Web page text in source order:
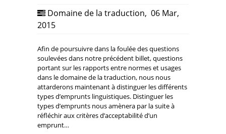
Domaine de la traduction, 06 Mar,
2015
Afin de poursuivre dans la foulée des questions
soulevées dans notre précédent billet, questions
portant sur les rapports entre normes et usages
dans le domaine de la traduction, nous nous
attarderons maintenant à distinguer les différents
types d’emprunts linguistiques. Distinguer les
types d’emprunts nous amènera par la suite à
réfléchir aux critères d’acceptabilité d’un
emprunt…